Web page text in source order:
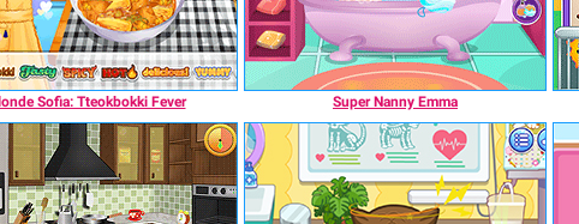
Sofia: Tteokbokki Fever Super Nanny Emma